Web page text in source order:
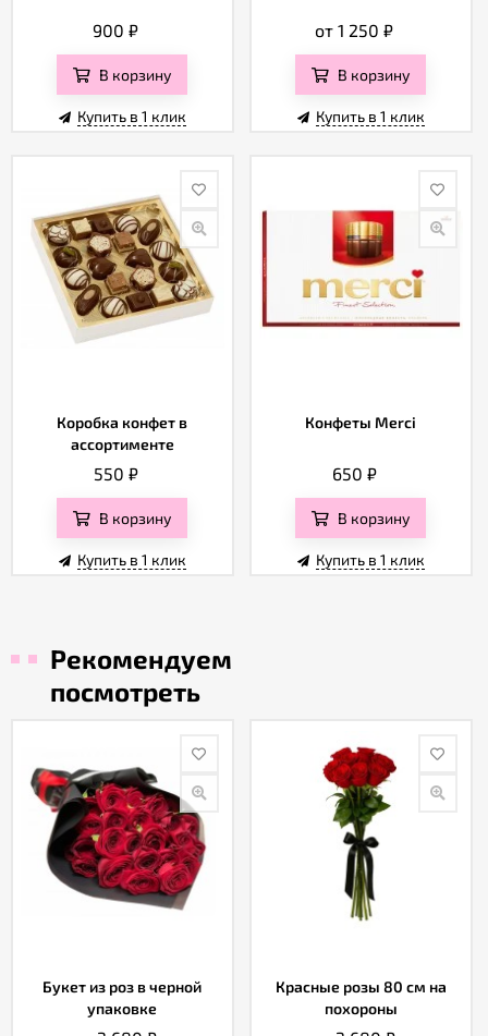
900₽
В корзину
Купить в 1 клик
от 1 250₽
В корзину
Купить в 1 клик
Коробка конфет в
ассортименте
550 ₽
В корзину
Купить в 1 клик
Конфеты Merci
650 ₽
В корзину
Купить в 1 клик
Рекомендуем
посмотреть
Букет из роз в черной
упаковке
Красные розы 80 см на
похороны